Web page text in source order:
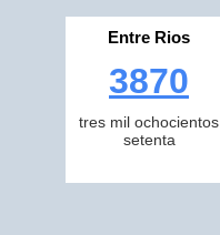
Entre Rios
3870
tres mil ochocientos
setenta